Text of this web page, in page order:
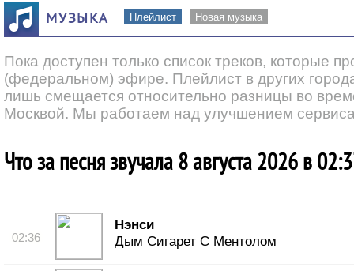
МУЗЫКА Плейлист Новая музыка
Пока доступен только список треков, которые
(федеральном) эфире. Плейлист в других
лишь смещается относительно разницы во
Москвой. Мы работаем над улучшением
Что за песня звучала 8 августа 2026 в
02:36
Нэнси
Дым Сигарет С Ментолом